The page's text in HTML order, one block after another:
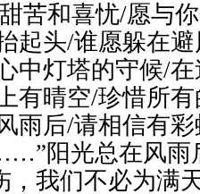
和喜忧/愿与你
起头/谁愿躲在
中灯塔的守候/
有晴空/珍惜所
雨后/请相信有
阳光总在风雨
，我们不必为满